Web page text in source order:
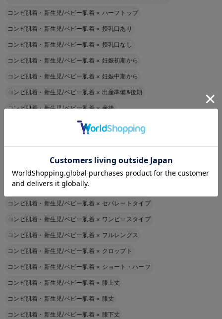
コンビ肌着・新生児/ベビー肌着 × ハーフトップ
コンビ肌着・新生児/ベビー肌着 × 授乳口あり
コンビ肌着・新生児/ベビー肌着 × 授乳口なし
コンビ肌着・新生児/ベビー肌着 × 妊娠初期から
コンビ肌着・新生児/ベビー肌着 × 妊娠中期から
コンビ肌着・新生児/ベビー肌着 × 出産準備&後期
コンビ肌着・新生児/ベビー肌着 ×産後
コンビ肌着・新生児/ベビー肌着 × 綿100％
コンビ肌着・新生児/ベビー肌着 × シルク
コンビ肌着・新生児/ベビー肌着 ×麻
コンビ肌着・新生児/ベビー肌着
コンビ肌着・新生児/ベビー肌着 × セパレートタイプ
コンビ肌着・新生児/ベビー肌着 × ワンピースタイプ
コンビ肌着・新生児/ベビー肌着 × フルレングス
コンビ肌着・新生児/ベビー肌着 × クロップト
コンビ肌着・新生児/ベビー肌着 × ショート・ハーフ
コンビ肌着・新生児/ベビー肌着 × 膝上丈
コンビ肌着・新生児/ベビー肌着 × 膝丈
コンビ肌着・新生児/ベビー肌着 × 膝下丈
お気に入り商品を確認する